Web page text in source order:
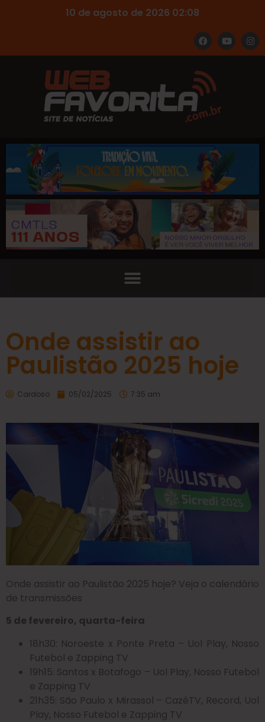
10 de agosto de 2026 02:08
Onde assistir ao
Paulistão 2025 hoje
Cardoso 05/02/2025 7:35 am
Onde assistir ao Paulistão 2025 hoje? Veja o calendário
de transmissões
5 de fevereiro, quarta-feira
18h30: Noroeste x Ponte Preta – Uol Play, Nosso
Futebol e Zapping TV
19h15: Santos x Botafogo – Uol Play, Nosso Futebol
e Zapping TV
21h35: São Paulo x Mirassol – CazéTV, Record, Uol
Play, Nosso Futebol e Zapping TV